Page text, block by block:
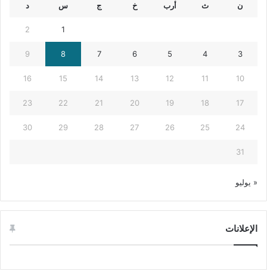
ن ث أرب خ ج س د
1
2
3
4
5
6
7
8
9
10
11
12
13
14
15
16
17
18
19
20
21
22
23
24
25
26
27
28
29
30
31
« يوليو
الإعلانات